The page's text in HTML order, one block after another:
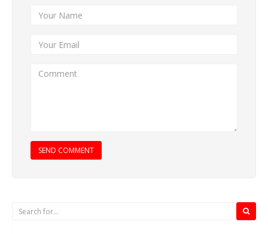
SEND COMMENT